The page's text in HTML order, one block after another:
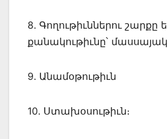
8. Գողութիւններու շարքը
քանակութիւնը՝
9. Անամօթութիւն
10. Ստախօսութիւն։